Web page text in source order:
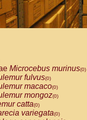
Microcebus murinus(0)
fulvus(0)
macaco(0)
mongoz(0)
catta(0)
variegata(0)